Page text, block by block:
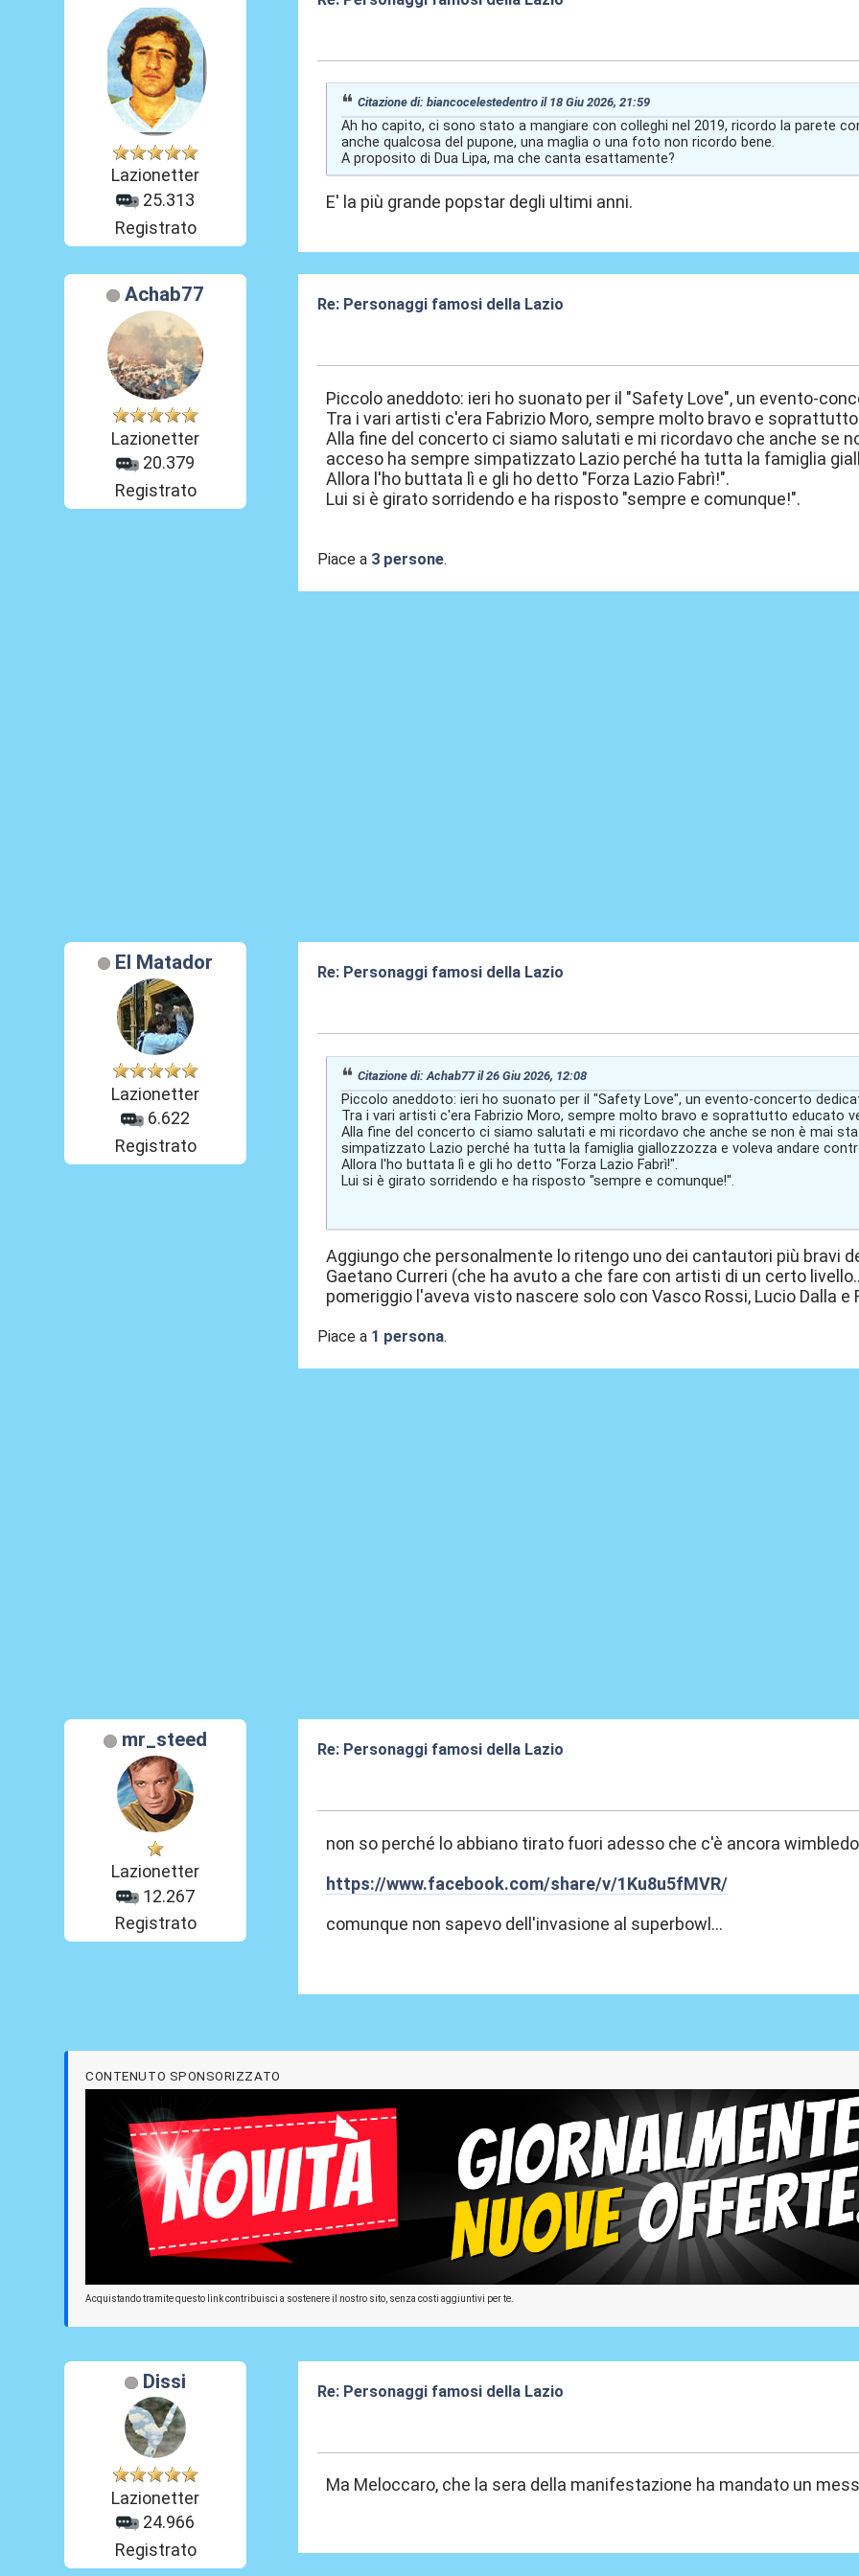
Lazionetter
25.313
Registrato
Citazione di: biancocelestedentro il 18 Giu 2026, 21:59
Ah ho capito, ci sono stato a mangiare con colleghi nel 2019, ricordo la parete
anche qualcosa del pupone, una maglia o una foto non ricordo bene.
A proposito di Dua Lipa, ma che canta esattamente?
E' la più grande popstar degli ultimi anni.
Achab77
Lazionetter
20.379
Registrato
Re: Personaggi famosi della Lazio
Piccolo aneddoto: ieri ho suonato per il "Safety Love", un evento-
Tra i vari artisti c'era Fabrizio Moro, sempre molto bravo e
Alla fine del concerto ci siamo salutati e mi ricordavo che anche se
acceso ha sempre simpatizzato Lazio perché ha tutta la famiglia
Allora l'ho buttata lì e gli ho detto "Forza Lazio Fabrì!".
Lui si è girato sorridendo e ha risposto "sempre e comunque!".
Piace a 3 persone.
El Matador
Lazionetter
6.622
Registrato
Re: Personaggi famosi della Lazio
Citazione di: Achab77 il 26 Giu 2026, 12:08
Piccolo aneddoto: ieri ho suonato per il "Safety Love", un evento-concerto
Tra i vari artisti c'era Fabrizio Moro, sempre molto bravo e soprattutto educato
Alla fine del concerto ci siamo salutati e mi ricordavo che anche se non è mai
simpatizzato Lazio perché ha tutta la famiglia giallozzozza e voleva andare
Allora l'ho buttata lì e gli ho detto "Forza Lazio Fabrì!".
Lui si è girato sorridendo e ha risposto "sempre e comunque!".
Aggiungo che personalmente lo ritengo uno dei cantautori più bravi
Gaetano Curreri (che ha avuto a che fare con artisti di un certo
pomeriggio l'aveva visto nascere solo con Vasco Rossi, Lucio Dalla e
Piace a 1 persona.
mr_steed
Lazionetter
12.267
Registrato
Re: Personaggi famosi della Lazio
non so perché lo abbiano tirato fuori adesso che c'è ancora
https://www.facebook.com/share/v/1Ku8u5fMVR/
comunque non sapevo dell'invasione al superbowl...
CONTENUTO SPONSORIZZATO
Acquistando tramite questo link contribuisci a sostenere il nostro sito, senza costi aggiuntivi per te.
Dissi
Lazionetter
24.966
Registrato
Re: Personaggi famosi della Lazio
Ma Meloccaro, che la sera della manifestazione ha mandato un